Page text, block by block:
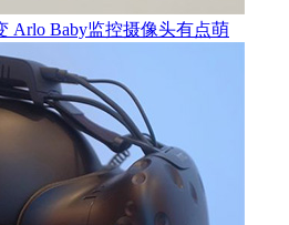
Arlo Baby监控摄像头有点萌